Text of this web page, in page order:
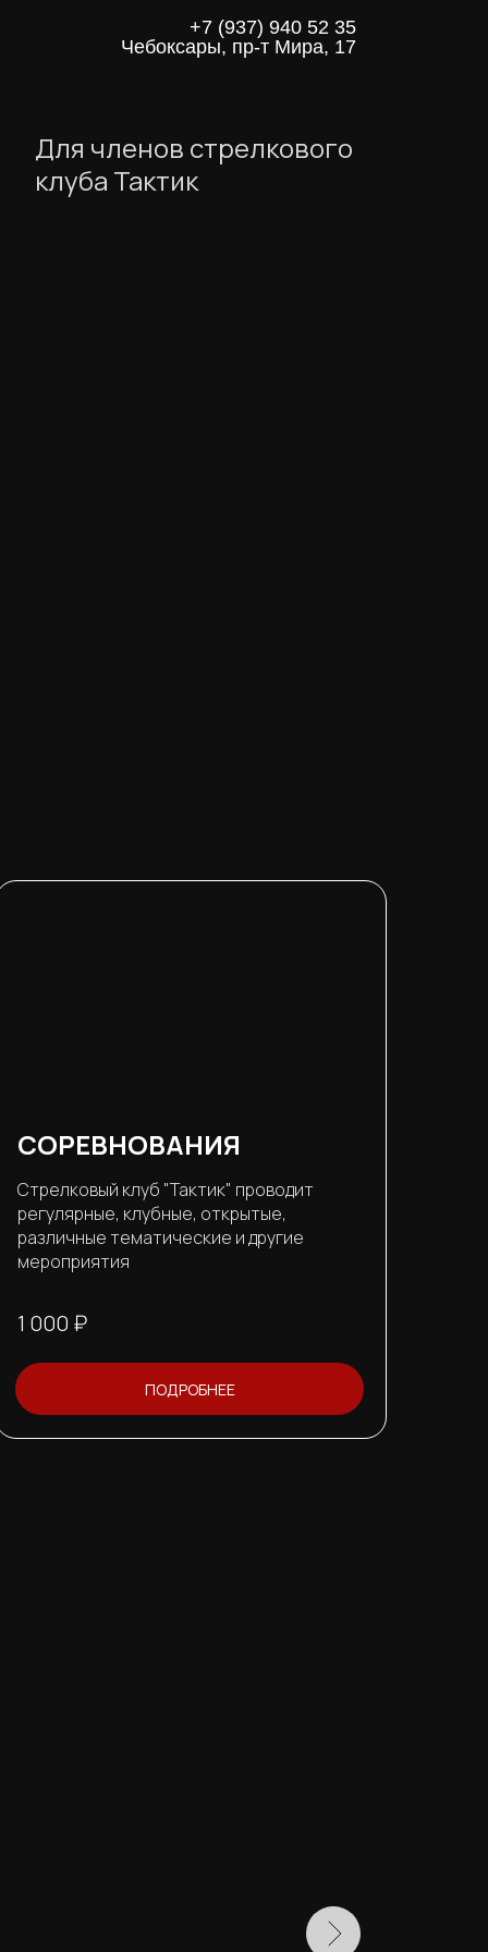
+7 (937) 940 52 35
Чебоксары, пр-т Мира, 17
Для членов стрелкового
клуба Тактик
СОРЕВНОВАНИЯ
Стрелковый клуб "Тактик" проводит
регулярные, клубные, открытые,
различные тематические и другие
мероприятия
1 000 ₽
ПОДРОБНЕЕ